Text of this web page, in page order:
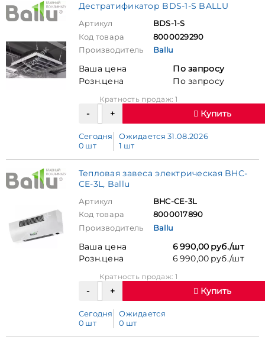
Дестратификатор BDS-1-S BALLU
Артикул
BDS-1-S
Код товара
8000029290
Производитель
Ballu
Ваша цена
По запросу
Розн.цена
По запросу
Кратность продаж: 1
Купить
Сегодня
0 шт
Ожидается 31.08.2026
1 шт
Тепловая завеса электрическая BHC-
CE-3L, Ballu
Артикул
BHC-CE-3L
Код товара
8000017890
Производитель
Ballu
Ваша цена
6 990,00 руб./шт
Розн.цена
6 990,00 руб./шт
Кратность продаж: 1
Купить
Сегодня
0 шт
Ожидается
0 шт